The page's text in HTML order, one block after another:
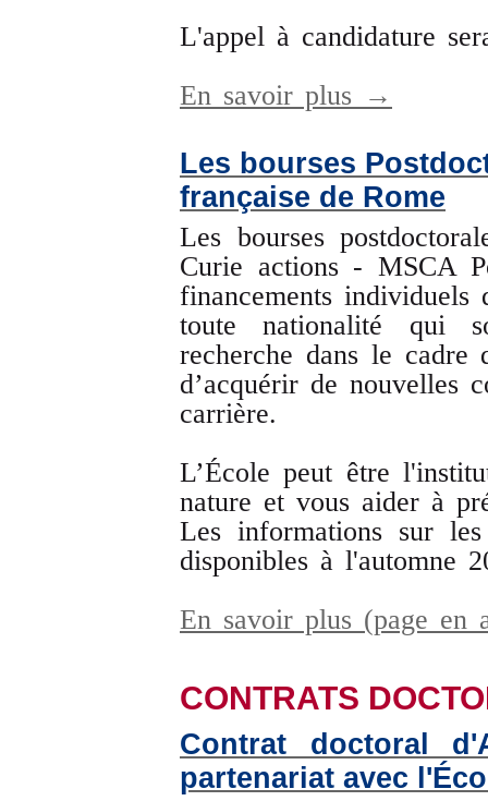
L'appel à candidature
En savoir plus →
Les bourses
française de Rome
Les bourses
Curie actions - MSCA
financements individuels
toute nationalité qui
recherche dans le cadre
d’acquérir de nouvelles
carrière.
L’École peut être
nature et vous aider à
Les informations sur
disponibles à l'automne
En savoir plus (page en
CONTRATS
Contrat doctoral
partenariat avec